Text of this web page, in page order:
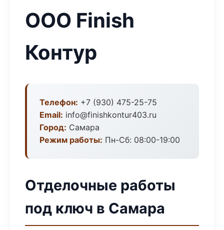
ООО Finish
Контур
Телефон: +7 (930) 475-25-75
Email: info@finishkontur403.ru
Город: Самара
Режим работы: Пн-Сб: 08:00-19:00
Отделочные работы
под ключ в Самара